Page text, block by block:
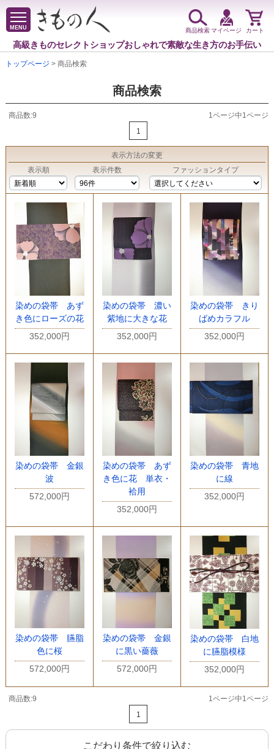
MENU
高級きものセレクトショップおしゃれで素敵な生き方のお手伝い
商品検索マイページ カート
トップページ > 商品検索
商品検索
商品数:9
1ページ中1ページ
1
表示方法の変更
表示順
表示件数 ファッションタイプ
染めの袋帯 あず
き色にローズの花
352,000円
染めの袋帯 濃い
紫地に大きな花
352,000円
染めの袋帯 きり
ばめカラフル
352,000円
染めの袋帯 金銀
波
572,000円
染めの袋帯 あず
き色に花 単衣・
袷用
352,000円
染めの袋帯 青地
に線
352,000円
染めの袋帯 臙脂
色に桜
572,000円
染めの袋帯 金銀
に黒い薔薇
572,000円
染めの袋帯 白地
に臙脂模様
352,000円
商品数:9
1ページ中1ページ
1
こだわり条件で絞り込む